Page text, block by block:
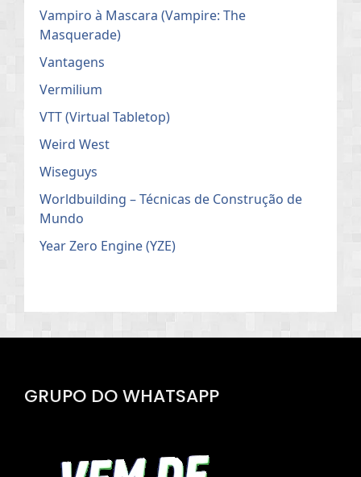
Vampiro à Mascara (Vampire: The
Masquerade)
Vantagens
Vermilium
VTT (Virtual Tabletop)
Weird West
Wiseguys
Worldbuilding – Técnicas de Construção de
Mundo
Year Zero Engine (YZE)
GRUPO DO WHATSAPP